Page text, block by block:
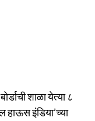
शाळा येत्या ८
इंडिया’च्या